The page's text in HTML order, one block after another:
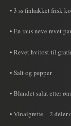
• 3 ss finhakket frisk
• En raus neve revet
• Revet hvitost til
• Salt og pepper
• Blandet salat etter
• Vinaigrette – 2